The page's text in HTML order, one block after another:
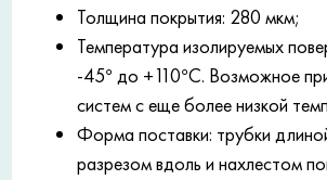
Толщина покрытия: 280 мкм;
Температура изолируемых
-45° до +110°С. Возможное
систем с еще более низкой
Форма поставки: трубки
разрезом вдоль и нахлестом